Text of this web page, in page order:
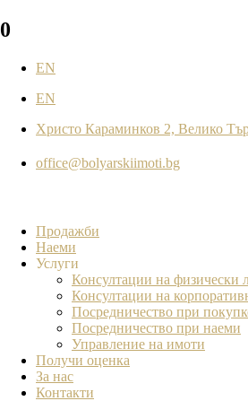
0
EN
EN
Христо Караминков 2, Велико
office@bolyarskiimoti.bg
Продажби
Наеми
Услуги
Консултации на физически
Консултации на
Посредничество при
Посредничество при наеми
Управление на имоти
Получи оценка
За нас
Контакти